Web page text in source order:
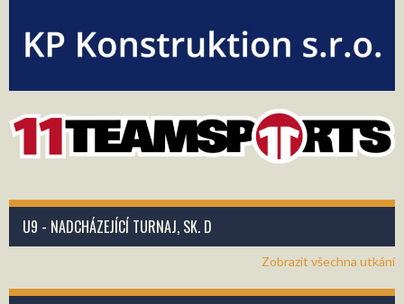
U9 - NADCHÁZEJÍCÍ TURNAJ, SK. D
Zobrazit všechna utkání